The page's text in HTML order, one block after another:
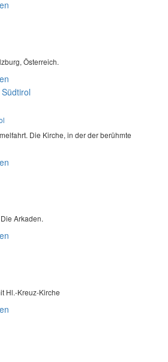
Österreich.
Die Kirche, in der der berühmte
Arkaden.
Hl.-Kreuz-Kirche